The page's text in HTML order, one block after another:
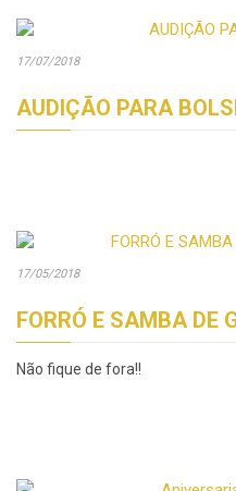
17/07/2018
AUDIÇÃO PARA
17/05/2018
FORRÓ E SAMBA DE
Não fique de fora!!